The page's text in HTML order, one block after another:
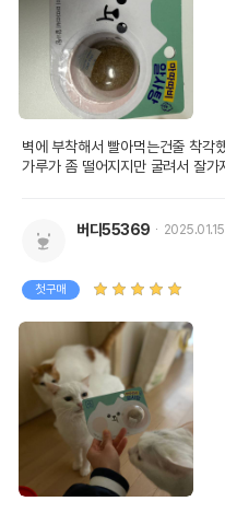
상품 필수 정보
법에 의한 인증,허가 등을
받았음을 확인할수 있는
제조자,수입품의 경우
수입자를 함께 표기
AS책임자와 전화번호
또는 소비자상담 관련
전화번호
벽에 부착해서 빨아먹는건줄 착각
가루가 좀 떨어지지만 굴려서 잘가
버디55369 2025.01.15
첫구매